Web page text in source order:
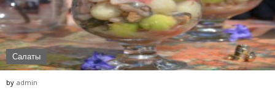
Салаты
byadmin